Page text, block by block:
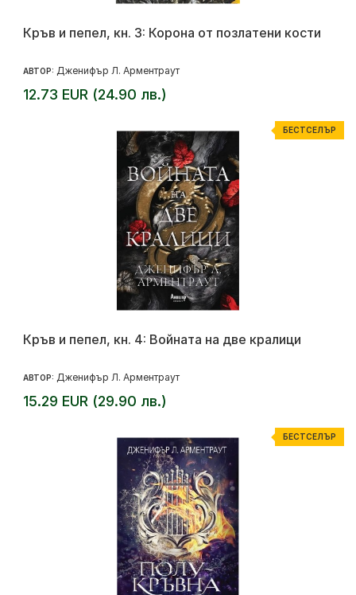
Кръв и пепел, кн. 3: Корона от позлатени кости
АВТОР: Дженифър Л. Арментраут
12.73 EUR (24.90 лв.)
БЕСТСЕЛЪР
Кръв и пепел, кн. 4: Войната на две кралици
АВТОР: Дженифър Л. Арментраут
15.29 EUR (29.90 лв.)
БЕСТСЕЛЪР